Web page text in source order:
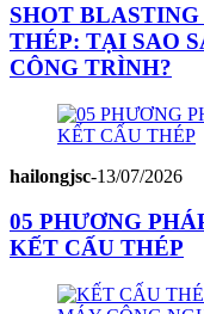
SHOT
THÉP: TẠI SAO
CÔNG TRÌNH?
hailongjsc-13/07/2026
05 PHƯƠNG
KẾT CẤU THÉP